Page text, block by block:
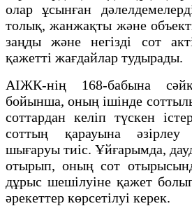
олар ұсынған
толық, жанжақты және
заңды және негізді сот
қажетті жағдайлар тудырады.
АІЖК-нің 168-бабына
бойынша, оның ішінде
соттардан келіп түскен
соттың қарауына
шығаруы тиіс. Ұйғарымда,
отырып, оның сот
дұрыс шешілуіне қажет
әрекеттер көрсетілуі керек.